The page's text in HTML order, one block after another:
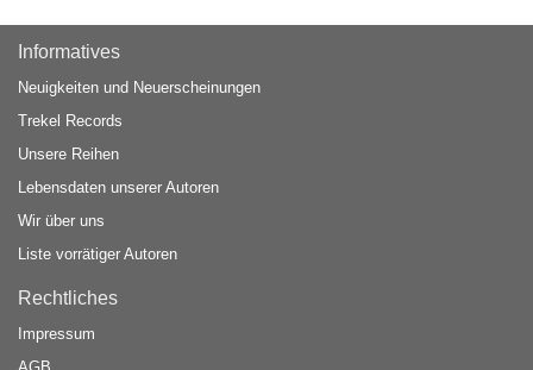
Informatives
Neuigkeiten und Neuerscheinungen
Trekel Records
Unsere Reihen
Lebensdaten unserer Autoren
Wir über uns
Liste vorrätiger Autoren
Rechtliches
Impressum